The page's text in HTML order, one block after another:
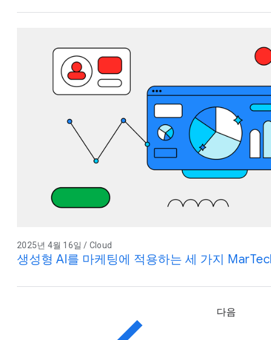
2025년 4월 16일 / Cloud
생성형 AI를 마케팅에 적용하는 세 가지
다음